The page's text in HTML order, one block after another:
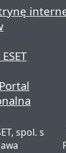
spol. s